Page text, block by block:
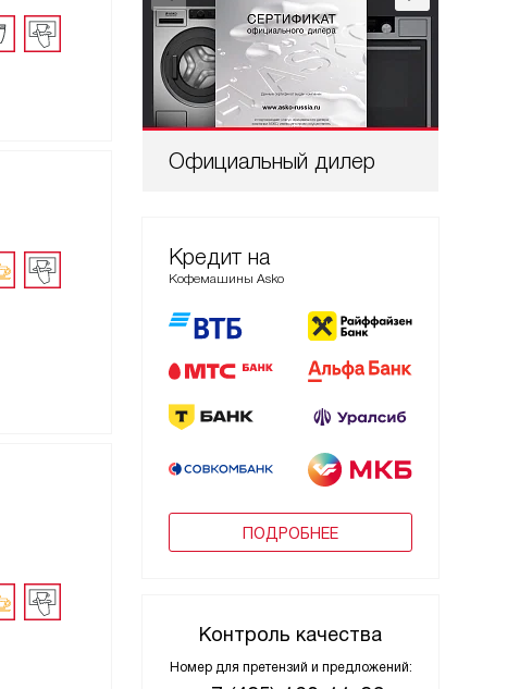
Официальный дилер
Кредит на
Кофемашины Asko
ПОДРОБНЕЕ
Контроль качества
Номер для претензий и предложений: